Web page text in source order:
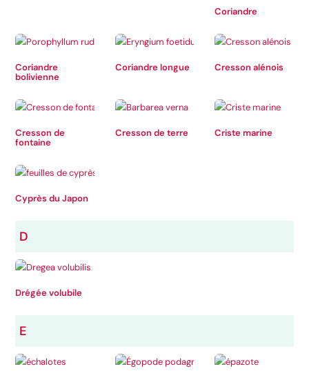
Coriandre
Coriandre
bolivienne
Coriandre longue Cresson alénois
Cresson de
fontaine
Cresson de terre Criste marine
Cyprès du Japon
D
Drégée volubile
E